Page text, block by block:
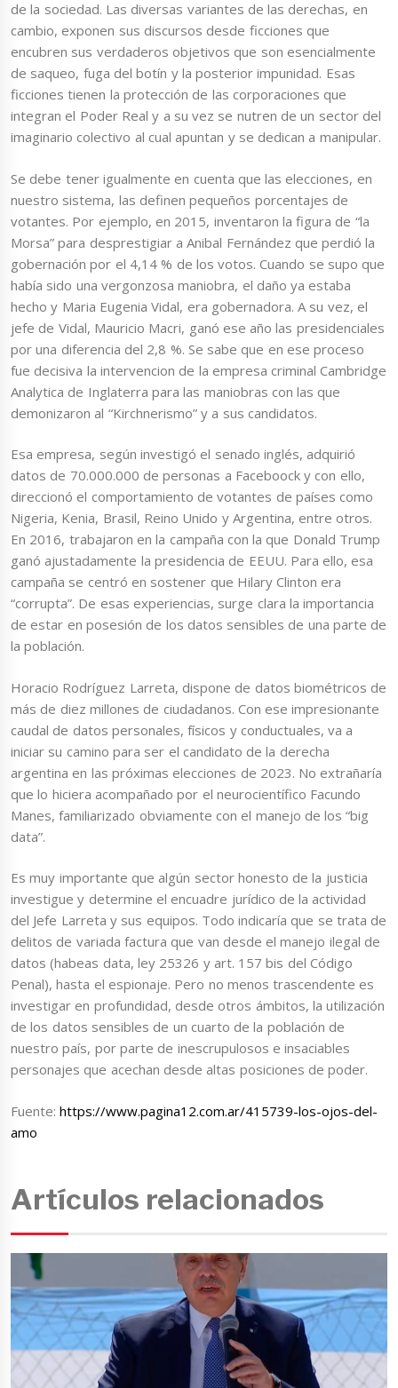
de la sociedad. Las diversas variantes de las derechas, en
cambio, exponen sus discursos desde ficciones que
encubren sus verdaderos objetivos que son esencialmente
de saqueo, fuga del botín y la posterior impunidad. Esas
ficciones tienen la protección de las corporaciones que
integran el Poder Real y a su vez se nutren de un sector del
imaginario colectivo al cual apuntan y se dedican a manipular.
Se debe tener igualmente en cuenta que las elecciones, en
nuestro sistema, las definen pequeños porcentajes de
votantes. Por ejemplo, en 2015, inventaron la figura de “la
Morsa” para desprestigiar a Anibal Fernández que perdió la
gobernación por el 4,14 % de los votos. Cuando se supo que
había sido una vergonzosa maniobra, el daño ya estaba
hecho y Maria Eugenia Vidal, era gobernadora. A su vez, el
jefe de Vidal, Mauricio Macri, ganó ese año las presidenciales
por una diferencia del 2,8 %. Se sabe que en ese proceso
fue decisiva la intervencion de la empresa criminal Cambridge
Analytica de Inglaterra para las maniobras con las que
demonizaron al “Kirchnerismo” y a sus candidatos.
Esa empresa, según investigó el senado inglés, adquirió
datos de 70.000.000 de personas a Faceboock y con ello,
direccionó el comportamiento de votantes de países como
Nigeria, Kenia, Brasil, Reino Unido y Argentina, entre otros.
En 2016, trabajaron en la campaña con la que Donald Trump
ganó ajustadamente la presidencia de EEUU. Para ello, esa
campaña se centró en sostener que Hilary Clinton era
“corrupta”. De esas experiencias, surge clara la importancia
de estar en posesión de los datos sensibles de una parte de
la población.
Horacio Rodríguez Larreta, dispone de datos biométricos de
más de diez millones de ciudadanos. Con ese impresionante
caudal de datos personales, físicos y conductuales, va a
iniciar su camino para ser el candidato de la derecha
argentina en las próximas elecciones de 2023. No extrañaría
que lo hiciera acompañado por el neurocientífico Facundo
Manes, familiarizado obviamente con el manejo de los “big
data”.
Es muy importante que algún sector honesto de la justicia
investigue y determine el encuadre jurídico de la actividad
del Jefe Larreta y sus equipos. Todo indicaría que se trata de
delitos de variada factura que van desde el manejo ilegal de
datos (habeas data, ley 25326 y art. 157 bis del Código
Penal), hasta el espionaje. Pero no menos trascendente es
investigar en profundidad, desde otros ámbitos, la utilización
de los datos sensibles de un cuarto de la población de
nuestro país, por parte de inescrupulosos e insaciables
personajes que acechan desde altas posiciones de poder.
Fuente:https://www.pagina12.com.ar/415739-los-ojos-del-
amo
Artículos relacionados